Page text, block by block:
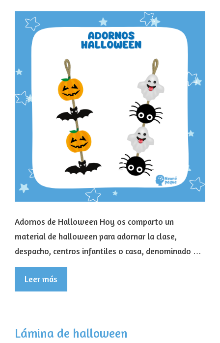
Adornos de Halloween Hoy os comparto un
material de halloween para adornar la clase,
despacho, centros infantiles o casa, denominado …
Leer más
Lámina de halloween